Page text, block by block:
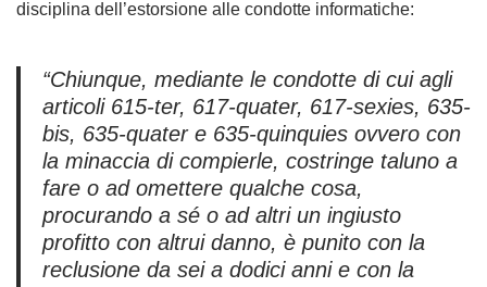
disciplina dell’estorsione alle condotte informatiche:
“Chiunque, mediante le condotte di cui agli
articoli 615-ter, 617-quater, 617-sexies, 635-
bis, 635-quater e 635-quinquies ovvero con
la minaccia di compierle, costringe taluno a
fare o ad omettere qualche cosa,
procurando a sé o ad altri un ingiusto
profitto con altrui danno, è punito con la
reclusione da sei a dodici anni e con la